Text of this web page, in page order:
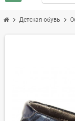
chevron_right Детская обувь chevron_right